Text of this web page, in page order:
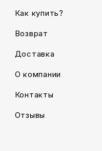
Как купить?
Возврат
Доставка
О компании
Контакты
Отзывы